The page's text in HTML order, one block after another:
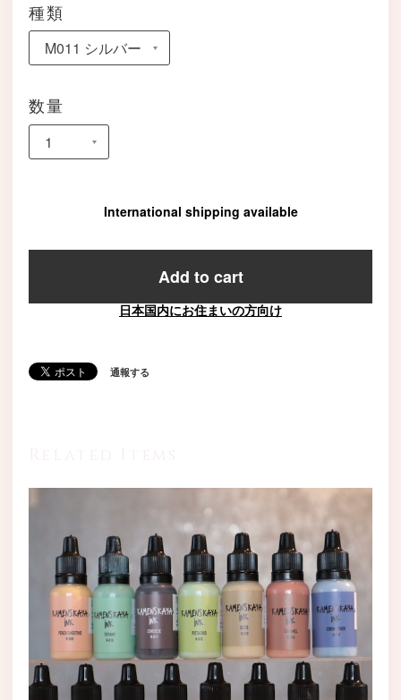
種類
数量
International shipping available
Add to cart
日本国内にお住まいの方向け
通報する